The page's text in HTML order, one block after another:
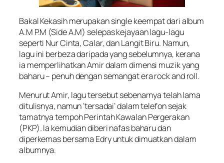
Bakal Kekasihmerupakan single keempat dari album
A.M P.M (Side A.M) selepas kejayaan lagu-lagu
seperti Nur Cinta,Calar, danLangit Biru. Namun,
lagu ini berbeza daripada yang sebelumnya, kerana
ia memperlihatkan Amir dalam dimensi muzik yang
baharu – penuh dengan semangat era rock and roll.
Menurut Amir, lagu tersebut sebenarnya telah lama
ditulisnya, namun ‘tersadai’ dalam telefon sejak
tamatnya tempoh Perintah Kawalan Pergerakan
(PKP). Ia kemudian diberi nafas baharu dan
diperkemas bersama Edry untuk dimuatkan dalam
albumnya.